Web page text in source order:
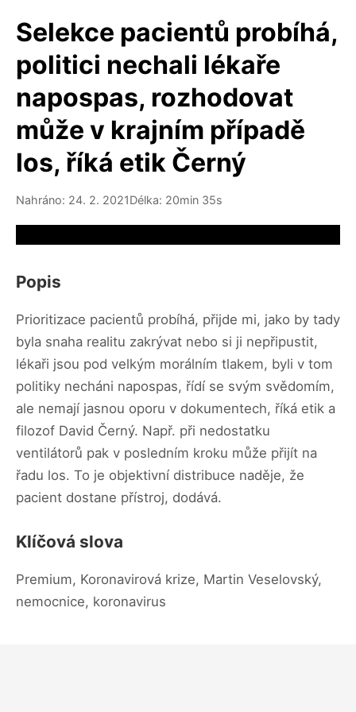
Selekce pacientů probíhá,
politici nechali lékaře
napospas, rozhodovat
může v krajním případě
los, říká etik Černý
Nahráno: 24. 2. 2021Délka: 20min 35s
Popis
Prioritizace pacientů probíhá, přijde mi, jako by tady
byla snaha realitu zakrývat nebo si ji nepřipustit,
lékaři jsou pod velkým morálním tlakem, byli v tom
politiky necháni napospas, řídí se svým svědomím,
ale nemají jasnou oporu v dokumentech, říká etik a
filozof David Černý. Např. při nedostatku
ventilátorů pak v posledním kroku může přijít na
řadu los. To je objektivní distribuce naděje, že
pacient dostane přístroj, dodává.
Klíčová slova
Premium, Koronavirová krize, Martin Veselovský,
nemocnice, koronavirus